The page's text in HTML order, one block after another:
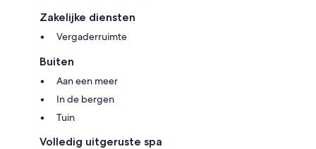
Zakelijke diensten
Vergaderruimte
Buiten
Aan een meer
In de bergen
Tuin
Volledig uitgeruste spa